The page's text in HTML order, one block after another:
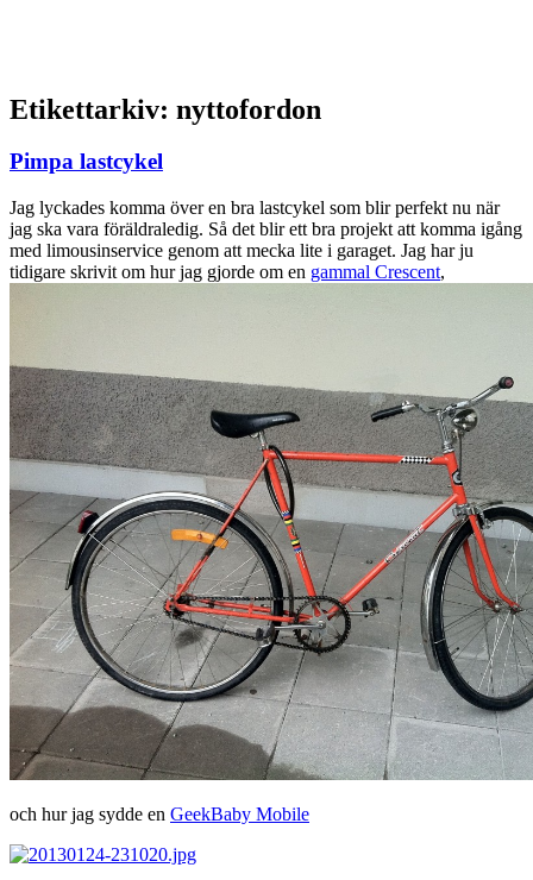
Etikettarkiv: nyttofordon
Pimpa lastcykel
Jag lyckades komma över en bra lastcykel som blir perfekt nu när
jag ska vara föräldraledig. Så det blir ett bra projekt att komma igång
med limousinservice genom att mecka lite i garaget. Jag har ju
tidigare skrivit om hur jag gjorde om en gammal Crescent,
och hur jag sydde en GeekBaby Mobile